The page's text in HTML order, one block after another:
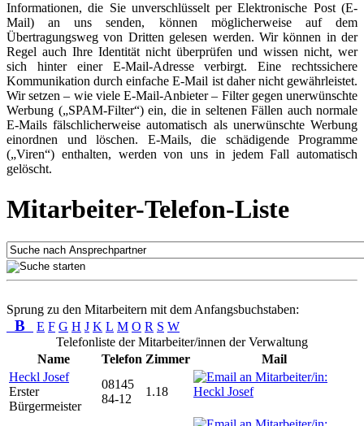
Informationen, die Sie unverschlüsselt per Elektronische Post (E-
Mail) an uns senden, können möglicherweise auf dem
Übertragungsweg von Dritten gelesen werden. Wir können in der
Regel auch Ihre Identität nicht überprüfen und wissen nicht, wer
sich hinter einer E-Mail-Adresse verbirgt. Eine rechtssichere
Kommunikation durch einfache E-Mail ist daher nicht gewährleistet.
Wir setzen – wie viele E-Mail-Anbieter – Filter gegen unerwünschte
Werbung („SPAM-Filter“) ein, die in seltenen Fällen auch normale
E-Mails fälschlicherweise automatisch als unerwünschte Werbung
einordnen und löschen. E-Mails, die schädigende Programme
(„Viren“) enthalten, werden von uns in jedem Fall automatisch
gelöscht.
Mitarbeiter-Telefon-Liste
Sprung zu den Mitarbeitern mit dem Anfangsbuchstaben:
B E F G H J K L M O R S W
Telefonliste der Mitarbeiter/innen der Verwaltung
Name
Telefon Zimmer
Mail
Heckl Josef
Erster
Bürgermeister
08145
84-12
1.18